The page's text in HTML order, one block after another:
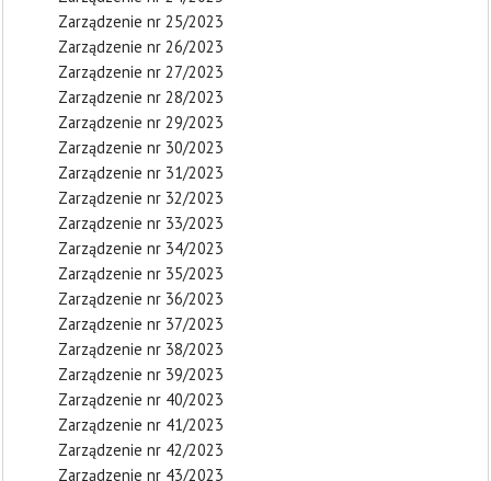
Zarządzenie nr 25/2023
Zarządzenie nr 26/2023
Zarządzenie nr 27/2023
Zarządzenie nr 28/2023
Zarządzenie nr 29/2023
Zarządzenie nr 30/2023
Zarządzenie nr 31/2023
Zarządzenie nr 32/2023
Zarządzenie nr 33/2023
Zarządzenie nr 34/2023
Zarządzenie nr 35/2023
Zarządzenie nr 36/2023
Zarządzenie nr 37/2023
Zarządzenie nr 38/2023
Zarządzenie nr 39/2023
Zarządzenie nr 40/2023
Zarządzenie nr 41/2023
Zarządzenie nr 42/2023
Zarządzenie nr 43/2023